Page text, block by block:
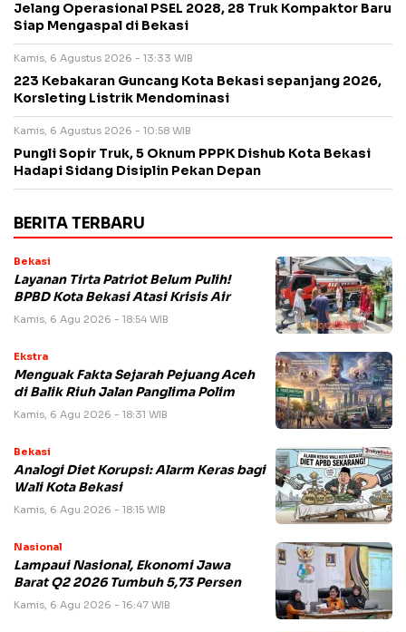
Jelang Operasional PSEL 2028, 28 Truk Kompaktor Baru
Siap Mengaspal di Bekasi
Kamis, 6 Agustus 2026 - 13:33 WIB
223 Kebakaran Guncang Kota Bekasi sepanjang 2026,
Korsleting Listrik Mendominasi
Kamis, 6 Agustus 2026 - 10:58 WIB
Pungli Sopir Truk, 5 Oknum PPPK Dishub Kota Bekasi
Hadapi Sidang Disiplin Pekan Depan
BERITA TERBARU
Bekasi
Layanan Tirta Patriot Belum Pulih!
BPBD Kota Bekasi Atasi Krisis Air
Kamis, 6 Agu 2026 - 18:54 WIB
Ekstra
Menguak Fakta Sejarah Pejuang Aceh
di Balik Riuh Jalan Panglima Polim
Kamis, 6 Agu 2026 - 18:31 WIB
Bekasi
Analogi Diet Korupsi: Alarm Keras bagi
Wali Kota Bekasi
Kamis, 6 Agu 2026 - 18:15 WIB
Nasional
Lampaui Nasional, Ekonomi Jawa
Barat Q2 2026 Tumbuh 5,73 Persen
Kamis, 6 Agu 2026 - 16:47 WIB